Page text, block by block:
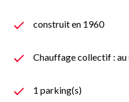
construit en 1960
Chauffage collectif : au
1 parking(s)